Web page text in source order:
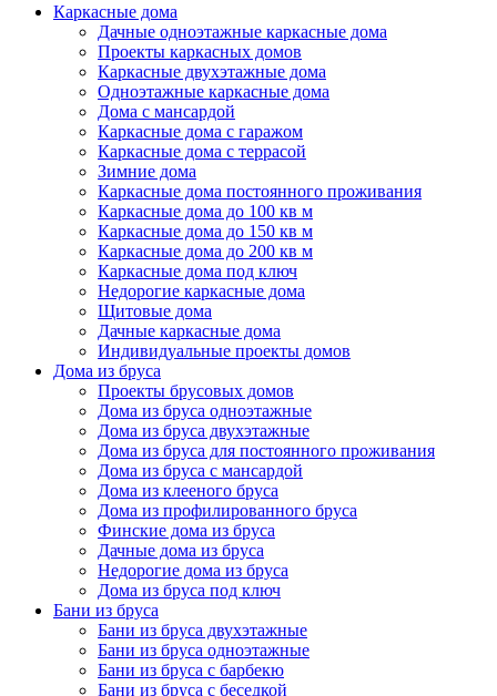
Каркасные дома
Дачные одноэтажные каркасные дома
Проекты каркасных домов
Каркасные двухэтажные дома
Одноэтажные каркасные дома
Дома с мансардой
Каркасные дома с гаражом
Каркасные дома с террасой
Зимние дома
Каркасные дома постоянного проживания
Каркасные дома до 100 кв м
Каркасные дома до 150 кв м
Каркасные дома до 200 кв м
Каркасные дома под ключ
Недорогие каркасные дома
Щитовые дома
Дачные каркасные дома
Индивидуальные проекты домов
Дома из бруса
Проекты брусовых домов
Дома из бруса одноэтажные
Дома из бруса двухэтажные
Дома из бруса для постоянного проживания
Дома из бруса с мансардой
Дома из клееного бруса
Дома из профилированного бруса
Финские дома из бруса
Дачные дома из бруса
Недорогие дома из бруса
Дома из бруса под ключ
Бани из бруса
Бани из бруса двухэтажные
Бани из бруса одноэтажные
Бани из бруса с барбекю
Бани из бруса с беседкой